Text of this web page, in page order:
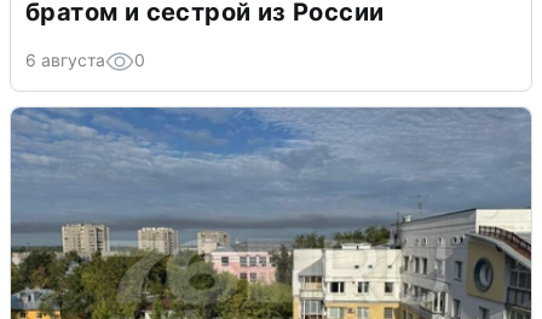
братом и сестрой из России
6 августа 0